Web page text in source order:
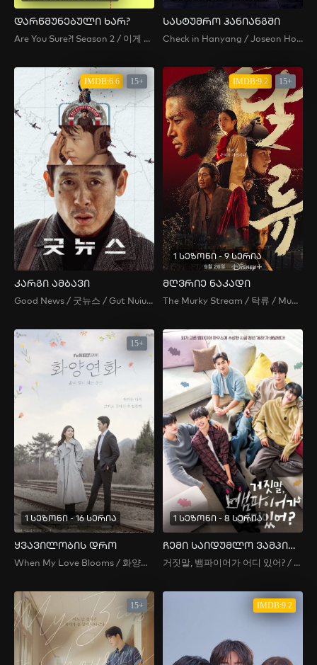
დარწმუნებული ხარ?
Are You Sure?! Season 2 / 이게 맞아?! 시즌2 / Are You Sure?! 2
სასტუმრო ჰანიანგში
Check in Hanyang / Joseon Hotel , Dohwa Gaekju , 도화 객주
IMDB:6.6 15+
კარგი ამბავი
Good News / 굿뉴스 / Gut Nuiuseu / 굿늬우스
IMDB:9.2 15+
1 სეზონი - 9 სერია
მღვრიე ნაკადი
The Murky Stream / 탁류 / Muddy Stream / Murky Water / Takryu
15+
1 სეზონი - 16 სერია
ყვავილობის დრო
When My Love Blooms / 화양연화
1 სეზონი - 8 სერია
ჩემი საიდუმლო ვამპირი
거짓말, 뱀파이어가 어디 있어? / My Secret Vampire
15+ IMDB:9.2